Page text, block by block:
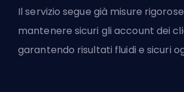
Il servizio segue già misure
mantenere sicuri gli account dei
garantendo risultati fluidi e sicuri